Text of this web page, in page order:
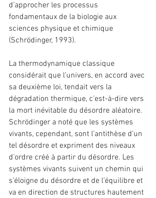
d’approcher les processus
fondamentaux de la biologie aux
sciences physique et chimique
(Schrödinger, 1993).
La thermodynamique classique
considérait que l’univers, en accord avec
sa deuxième loi, tendait vers la
dégradation thermique, c’est-à-dire vers
la mort inévitable du désordre aléatoire.
Schrödinger a noté que les systèmes
vivants, cependant, sont l’antithèse d’un
tel désordre et expriment des niveaux
d’ordre créé à partir du désordre. Les
systèmes vivants suivent un chemin qui
s’éloigne du désordre et de l’équilibre et
va en direction de structures hautement